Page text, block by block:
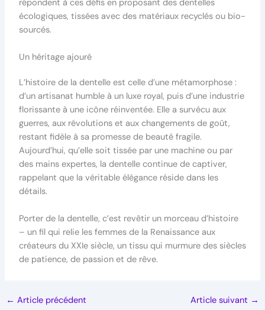
répondent à ces défis en proposant des dentelles
écologiques, tissées avec des matériaux recyclés ou bio-
sourcés.
Un héritage ajouré
L’histoire de la dentelle est celle d’une métamorphose :
d’un artisanat humble à un luxe royal, puis d’une industrie
florissante à une icône réinventée. Elle a survécu aux
guerres, aux révolutions et aux changements de goût,
restant fidèle à sa promesse de beauté fragile.
Aujourd’hui, qu’elle soit tissée par une machine ou par
des mains expertes, la dentelle continue de captiver,
rappelant que la véritable élégance réside dans les
détails.
Porter de la dentelle, c’est revêtir un morceau d’histoire
– un fil qui relie les femmes de la Renaissance aux
créateurs du XXIe siècle, un tissu qui murmure des siècles
de patience, de passion et de rêve.
← Article précédent Article suivant →